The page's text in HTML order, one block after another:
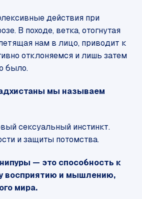
действия при
В походе, ветка, отогнутая
нам в лицо, приводит к
отклоняемся и лишь затем
было.
мы называем
сексуальный инстинкт.
и защиты потомства.
— это способность к
восприятию и мышлению,
мира.